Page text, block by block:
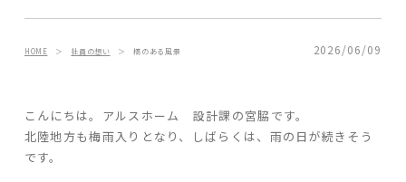
資料請求
POSTS
コラム
インタビュー
土地情報
HOME ＞ 社員の想い ＞橋のある風景 2026/06/09
こんにちは。アルスホーム 設計課の宮脇です。
北陸地方も梅雨入りとなり、しばらくは、雨の日が続きそう
です。